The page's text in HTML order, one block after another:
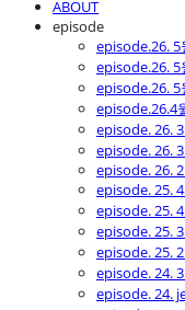
ABOUT
episode
episode.26. 5
episode.26. 5
episode.26. 5
episode.26.4
episode. 26.
episode. 26.
episode. 26.
episode. 25.
episode. 25.
episode. 25.
episode. 25.
episode. 24.
episode. 24.